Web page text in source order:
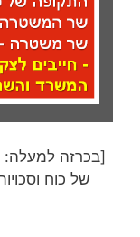
[בכרזה למעלה:
של כוח